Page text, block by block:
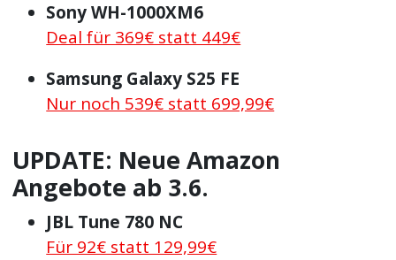
Sony WH-1000XM6
Deal für 369€ statt 449€
Samsung Galaxy S25 FE
Nur noch 539€ statt 699,99€
UPDATE: Neue Amazon
Angebote ab 3.6.
JBL Tune 780 NC
Für 92€ statt 129,99€